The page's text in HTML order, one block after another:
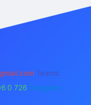
Teams:
0 726 Telegram: